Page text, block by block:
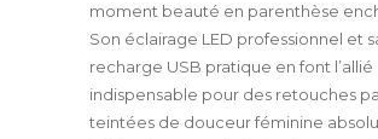
moment beauté en parenthèse
Son éclairage LED professionnel et
recharge USB pratique en font l’allié
indispensable pour des retouches
teintées de douceur féminine